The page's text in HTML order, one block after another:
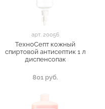
арт. 20056
ТехноСепт кожный
спиртовой антисептик 1 л
диспенсопак
801 руб.